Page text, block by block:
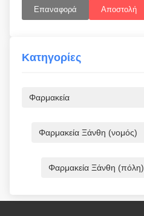
Επαναφορά Αποστολή
Κατηγορίες
Φαρμακεία
Φαρμακεία Ξάνθη (νομός)
Φαρμακεία Ξάνθη (πόλη)